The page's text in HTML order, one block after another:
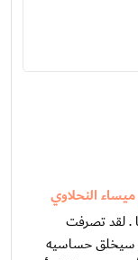
النحلاوي
. لقد تصرفت
سيخلق حساسيه